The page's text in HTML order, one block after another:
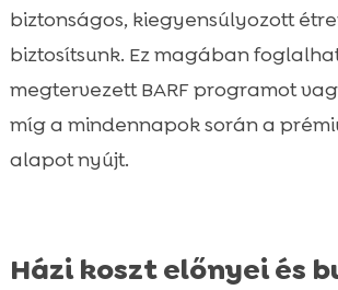
biztonságos, kiegyensúlyozott
biztosítsunk. Ez magában
megtervezett BARF programot
míg a mindennapok során a
alapot nyújt.
Házi koszt előnyei és